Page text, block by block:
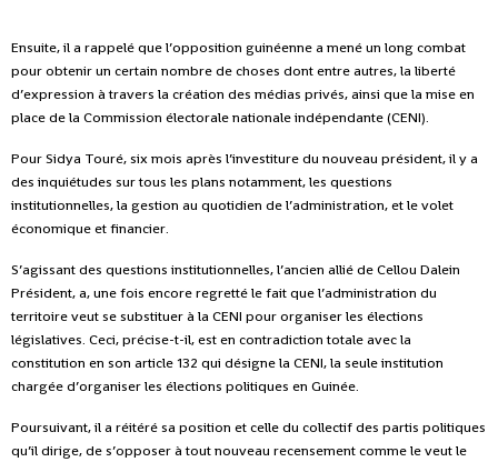
Ensuite, il a rappelé que l’opposition guinéenne a mené un long combat
pour obtenir un certain nombre de choses dont entre autres, la liberté
d’expression à travers la création des médias privés, ainsi que la mise en
place de la Commission électorale nationale indépendante (CENI).
Pour Sidya Touré, six mois après l’investiture du nouveau président, il y a
des inquiétudes sur tous les plans notamment, les questions
institutionnelles, la gestion au quotidien de l’administration, et le volet
économique et financier.
S’agissant des questions institutionnelles, l’ancien allié de Cellou Dalein
Président, a, une fois encore regretté le fait que l’administration du
territoire veut se substituer à la CENI pour organiser les élections
législatives. Ceci, précise-t-il, est en contradiction totale avec la
constitution en son article 132 qui désigne la CENI, la seule institution
chargée d’organiser les élections politiques en Guinée.
Poursuivant, il a réitéré sa position et celle du collectif des partis politiques
qu’il dirige, de s’opposer à tout nouveau recensement comme le veut le